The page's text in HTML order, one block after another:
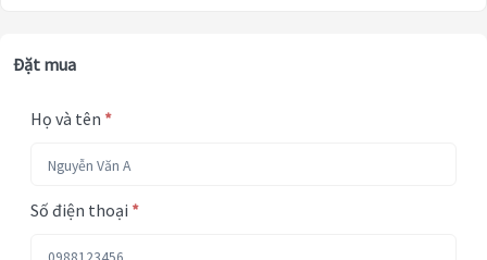
Đặt mua
Họ và tên *
Số điện thoại *